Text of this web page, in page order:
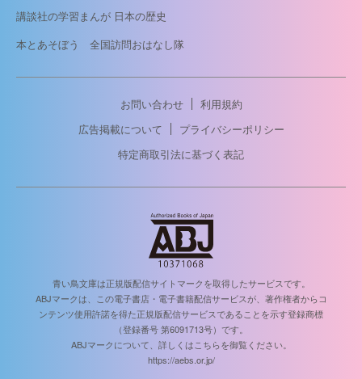
講談社の学習まんが 日本の歴史
本とあそぼう 全国訪問おはなし隊
お問い合わせ
利用規約
広告掲載について
プライバシーポリシー
特定商取引法に基づく表記
青い鳥文庫は正規版配信サイトマークを取得したサービスです。
ABJマークは、この電子書店・電子書籍配信サービスが、著作権者からコ
ンテンツ使用許諾を得た正規版配信サービスであることを示す登録商標
（登録番号 第6091713号）です。
ABJマークについて、詳しくはこちらを御覧ください。
https://aebs.or.jp/